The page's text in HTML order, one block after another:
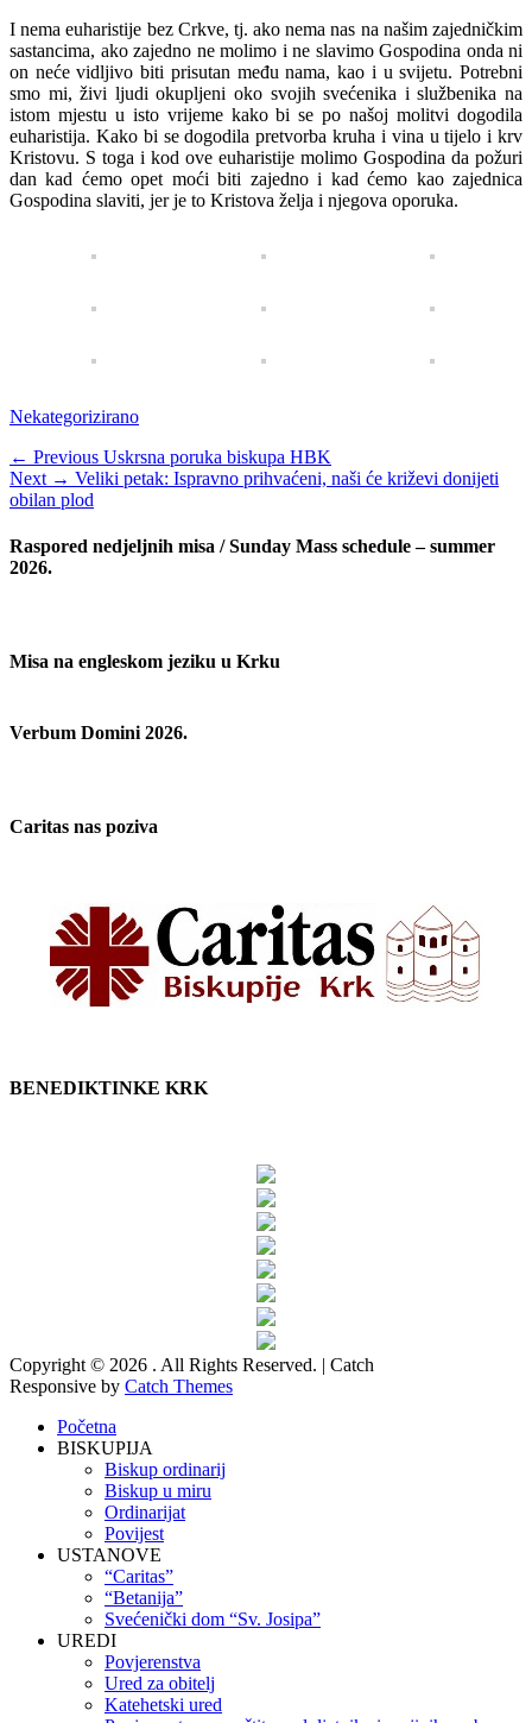
I nema euharistije bez Crkve, tj. ako nema nas na našim zajedničkim
sastancima, ako zajedno ne molimo i ne slavimo Gospodina onda ni
on neće vidljivo biti prisutan među nama, kao i u svijetu. Potrebni
smo mi, živi ljudi okupljeni oko svojih svećenika i službenika na
istom mjestu u isto vrijeme kako bi se po našoj molitvi dogodila
euharistija. Kako bi se dogodila pretvorba kruha i vina u tijelo i krv
Kristovu. S toga i kod ove euharistije molimo Gospodina da požuri
dan kad ćemo opet moći biti zajedno i kad ćemo kao zajednica
Gospodina slaviti, jer je to Kristova želja i njegova oporuka.
Categories
Nekategorizirano
Navigacija
objava
← Previous Previous
post:
Uskrsna poruka biskupa HBK
Next → Next
post:
Veliki petak: Ispravno prihvaćeni, naši će križevi donijeti
obilan plod
Raspored nedjeljnih misa / Sunday Mass schedule – summer
2026.
Misa na engleskom jeziku u Krku
Verbum Domini 2026.
Caritas nas poziva
BENEDIKTINKE KRK
Copyright © 2026 . All Rights Reserved. | Catch
Responsive by Catch Themes
Početna
BISKUPIJA
Biskup ordinarij
Biskup u miru
Ordinarijat
Povijest
USTANOVE
“Caritas”
“Betanija”
Svećenički dom “Sv. Josipa”
UREDI
Povjerenstva
Ured za obitelj
Katehetski ured